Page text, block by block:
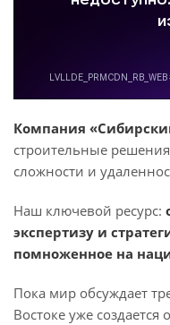
Компания
строительные
сложности и
Наш ключевой ресурс:
экспертизу и
помноженное на
Пока мир обсуждает
Востоке уже